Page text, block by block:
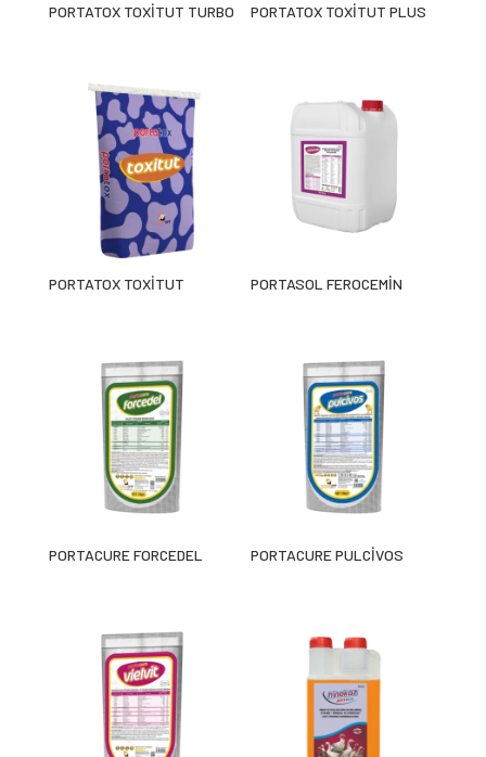
PORTATOX TOXİTUT TURBO PORTATOX TOXİTUT PLUS
PORTATOX TOXİTUT PORTASOL FEROCEMİN
PORTACURE FORCEDEL PORTACURE PULCİVOS